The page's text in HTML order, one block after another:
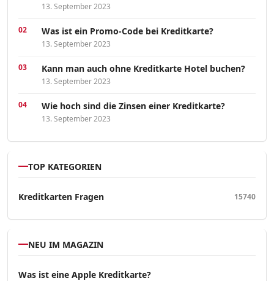
13. September 2023
Was ist ein Promo-Code bei Kreditkarte?
13. September 2023
Kann man auch ohne Kreditkarte Hotel buchen?
13. September 2023
Wie hoch sind die Zinsen einer Kreditkarte?
13. September 2023
TOP KATEGORIEN
Kreditkarten Fragen 15740
NEU IM MAGAZIN
Was ist eine Apple Kreditkarte?